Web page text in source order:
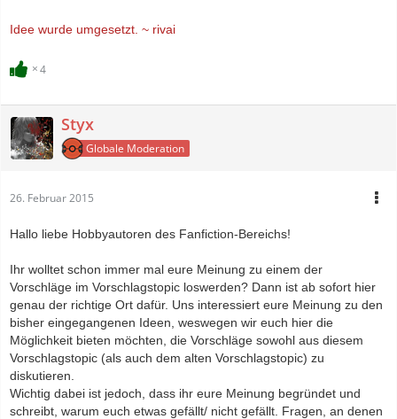
Idee wurde umgesetzt. ~ rivai
4
Styx
Globale Moderation
26. Februar 2015
Hallo liebe Hobbyautoren des Fanfiction-Bereichs!
Ihr wolltet schon immer mal eure Meinung zu einem der
Vorschläge im Vorschlagstopic loswerden? Dann ist ab sofort hier
genau der richtige Ort dafür. Uns interessiert eure Meinung zu den
bisher eingegangenen Ideen, weswegen wir euch hier die
Möglichkeit bieten möchten, die Vorschläge sowohl aus diesem
Vorschlagstopic (als auch dem alten Vorschlagstopic) zu
diskutieren.
Wichtig dabei ist jedoch, dass ihr eure Meinung begründet und
schreibt, warum euch etwas gefällt/ nicht gefällt. Fragen, an denen